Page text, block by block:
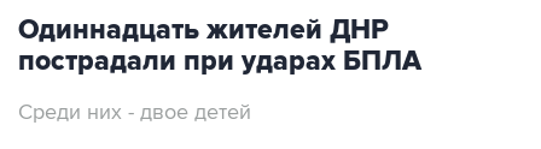
Одиннадцать жителей ДНР
пострадали при ударах БПЛА
Среди них - двое детей